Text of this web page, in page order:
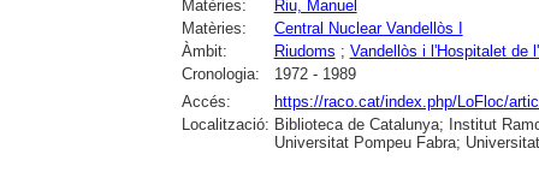
Matèries:
Riu, Manuel
Matèries:
Central Nuclear Vandellòs I
Àmbit:
Riudoms ; Vandellòs i l'Hospitalet de
Cronologia:
1972 - 1989
Accés:
https://raco.cat/index.php/LoFloc/
Localització: Biblioteca de Catalunya; Institut
Universitat Pompeu Fabra;